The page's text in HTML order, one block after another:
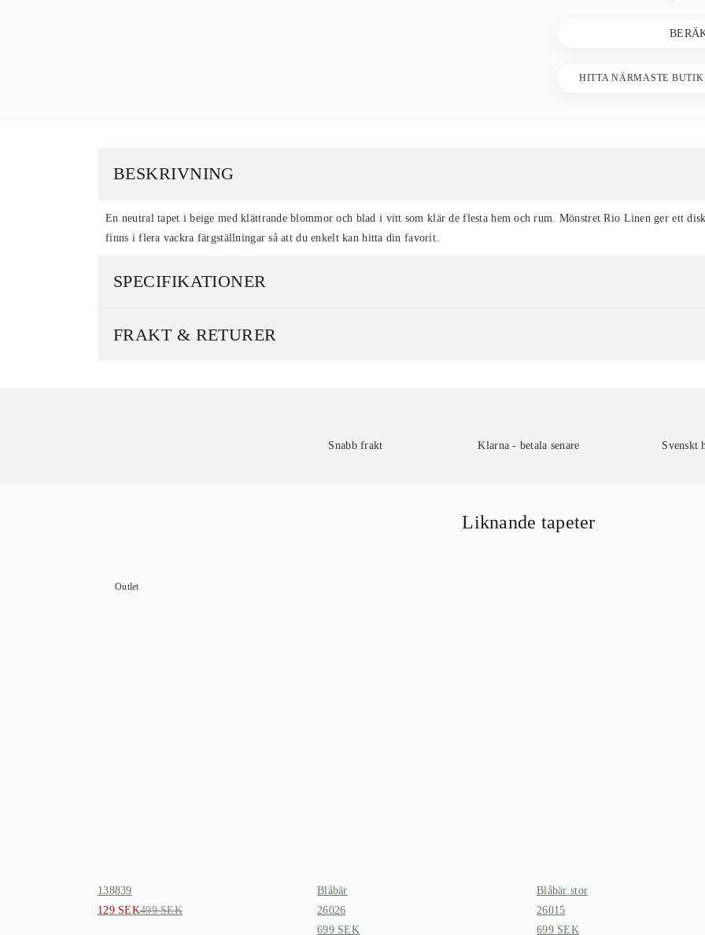
HITTA NÄRMASTE BUTIK
BESKRIVNING
En neutral tapet i beige med klättrande blommor och blad i vitt som klär de flesta hem och rum. Mönstret Rio Linen ger ett
finns i flera vackra färgställningar så att du enkelt kan hitta din favorit.
SPECIFIKATIONER
FRAKT & RETURER
Snabb frakt Klarna - betala senare Svenskt
Liknande tapeter
138839
499SEK
Det
129 SEK
Det
Outlet
Blåbär
26026
699 SEK
Blåbär stor
26015
699 SEK